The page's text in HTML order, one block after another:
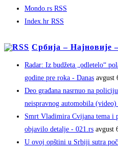
Mondo.rs RSS
Index.hr RSS
Србија – Најновије
Radar: Iz budžeta „odletelo“
godine pre roka - Danas avgust
Deo građana nasrnuo na
neispravnog automobila (video)
Smrt Vladimira Cvijana tema i
objavilo detalje - 021.rs avgust
U ovoj opštini u Srbiji sutra